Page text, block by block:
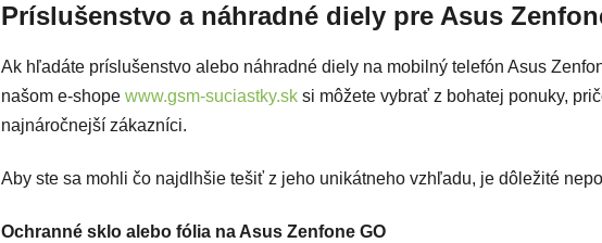
Príslušenstvo a náhradné diely pre Asus
Ak hľadáte príslušenstvo alebo náhradné diely na mobilný telefón Asus
našom e-shope www.gsm-suciastky.sk si môžete vybrať z bohatej ponuky,
najnáročnejší zákazníci.
Aby ste sa mohli čo najdlhšie tešiť z jeho unikátneho vzhľadu, je dôležité
Ochranné sklo alebo fólia na Asus Zenfone GO